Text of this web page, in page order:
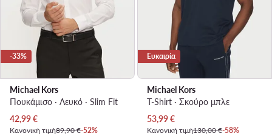
-33%
Michael Kors
Πουκάμισο · Λευκό · Slim Fit
Τρέχουσα τιμή
42,99€
Κανονική τιμή89,90 €-52%
Ευκαιρία
Michael Kors
T-Shirt · Σκούρο μπλε
Τρέχουσα τιμή
53,99€
Κανονική τιμή130,00 €-58%